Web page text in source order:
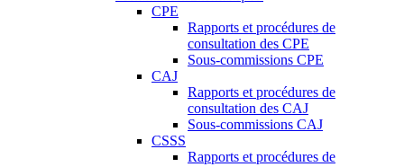
CPE
Rapports et procédures de
consultation des CPE
Sous-commissions CPE
CAJ
Rapports et procédures de
consultation des CAJ
Sous-commissions CAJ
CSSS
Rapports et procédures de